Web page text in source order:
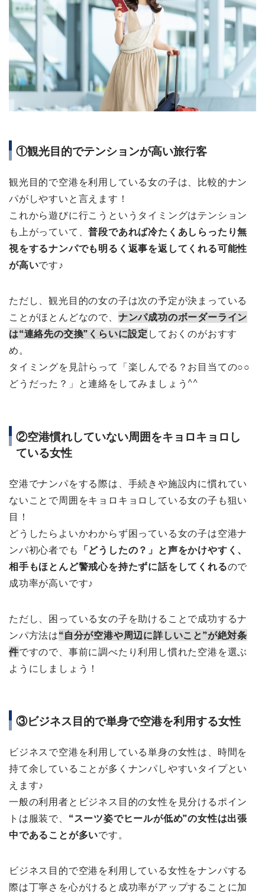
①観光目的でテンションが高い旅行客
観光目的で空港を利用している女の子は、比較的ナン
パがしやすいと言えます！
これから遊びに行こうというタイミングはテンション
も上がっていて、普段であれば冷たくあしらったり無
視をするナンパでも明るく返事を返してくれる可能性
が高いです♪
ただし、観光目的の女の子は次の予定が決まっている
ことがほとんどなので、 ナンパ成功のボーダーライン
は“連絡先の交換”くらいに設定 しておくのがおすす
め。
タイミングを見計らって「楽しんでる？お目当ての○○
どうだった？」と連絡をしてみましょう^^
②空港慣れしていない周囲をキョロキョロし
ている女性
空港でナンパをする際は、手続きや施設内に慣れてい
ないことで周囲をキョロキョロしている女の子も狙い
目！
どうしたらよいかわからず困っている女の子は空港ナ
ンパ初心者でも 「どうしたの？」と声をかけやすく、
相手もほとんど警戒心を持たずに話をしてくれるので
成功率が高いです♪
ただし、困っている女の子を助けることで成功するナ
ンパ方法は“自分が空港や周辺に詳しいこと”が絶対条
件ですので、事前に調べたり利用し慣れた空港を選ぶ
ようにしましょう！
③ビジネス目的で単身で空港を利用する女性
ビジネスで空港を利用している単身の女性は、時間を
持て余していることが多くナンパしやすいタイプとい
えます♪
一般の利用者とビジネス目的の女性を見分けるポイン
トは服装で、 “スーツ姿でヒールが低め”の女性は出張
中であることが多いです。
ビジネス目的で空港を利用している女性をナンパする
際は丁寧さを心がけると成功率がアップすることに加